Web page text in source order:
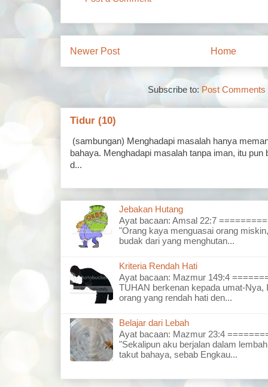
Newer Post Home
Subscribe to: Post Comments
Tidur (10)
(sambungan) Menghadapi masalah hanya
bahaya. Menghadapi masalah tanpa iman, itu
d...
Jebakan Hutang
Ayat bacaan: Amsal 22:7
"Orang kaya menguasai orang
budak dari yang menghutan...
Kriteria Rendah Hati
Ayat bacaan: Mazmur 149:4
TUHAN berkenan kepada umat-Nya,
orang yang rendah hati den...
Belajar dari Lebah
Ayat bacaan: Mazmur 23:4
"Sekalipun aku berjalan dalam
takut bahaya, sebab Engkau...